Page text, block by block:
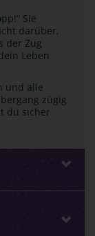
Sie
darüber,
der Zug
Leben
und alle
zügig
du sicher